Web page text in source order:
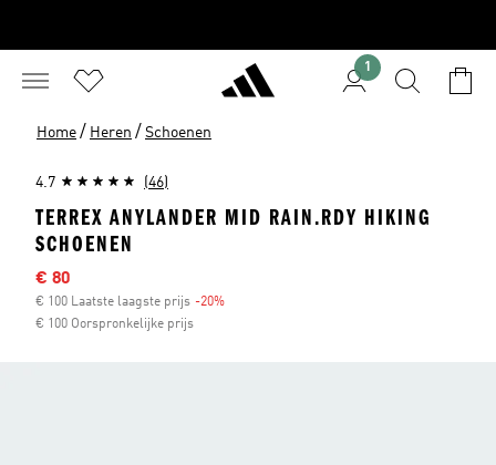
1
Home / Heren / Schoenen
4.7 (46)
TERREX ANYLANDER MID RAIN.RDY HIKING
SCHOENEN
Sale price
€ 80
€ 100 Laatste laagste prijs -20%
€ 100 Oorspronkelijke prijs